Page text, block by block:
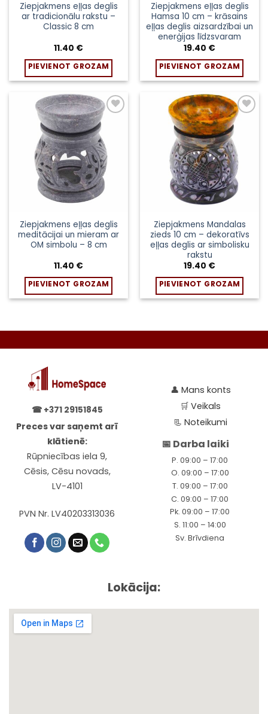
Ziepjakmens eļļas deglis
ar tradicionālu rakstu –
Classic 8 cm
11.40 €
PIEVIENOT GROZAM
Ziepjakmens eļļas deglis
Hamsa 10 cm – krāsains
eļļas deglis aizsardzībai un
enerģijas līdzsvaram
19.40 €
PIEVIENOT GROZAM
Pievienot
sarakstam
Ziepjakmens eļļas deglis
meditācijai un mieram ar
OM simbolu – 8 cm
11.40 €
PIEVIENOT GROZAM
Pievienot
sarakstam
Ziepjakmens Mandalas
zieds 10 cm – dekoratīvs
eļļas deglis ar simbolisku
rakstu
19.40 €
PIEVIENOT GROZAM
☎ +371 29151845
Preces var saņemt arī
klātienē:
Rūpniecības iela 9,
Cēsis, Cēsu novads,
LV-4101
PVN Nr. LV40203313036
👤 Mans konts
🛒Veikals
📃Noteikumi
📅 Darba laiki
P. 09:00 – 17:00
O. 09:00 – 17:00
T. 09:00 – 17:00
C. 09:00 – 17:00
Pk. 09:00 – 17:00
S. 11:00 – 14:00
Sv. Brīvdiena
Lokācija: